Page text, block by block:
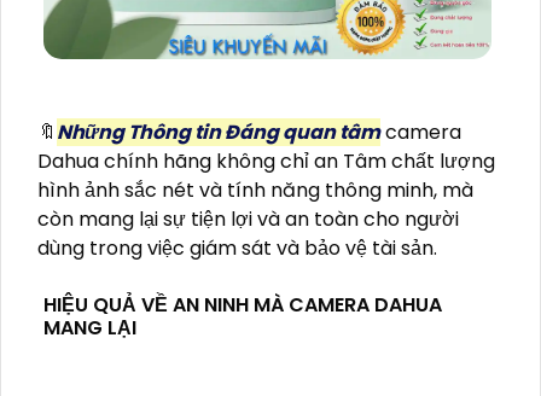
🔖 Những Thông tin Đáng quan tâmcamera
Dahua chính hãng không chỉ an Tâm chất lượng
hình ảnh sắc nét và tính năng thông minh, mà
còn mang lại sự tiện lợi và an toàn cho người
dùng trong việc giám sát và bảo vệ tài sản.
HIỆU QUẢ VỀ AN NINH MÀ CAMERA DAHUA
MANG LẠI